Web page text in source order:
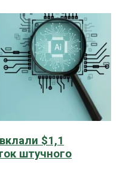
$1,1
штучного